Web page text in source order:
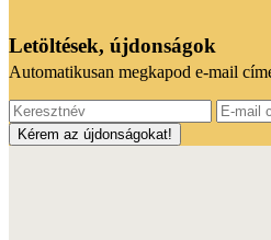
Letöltések, újdonságok
Automatikusan megkapod e-mail